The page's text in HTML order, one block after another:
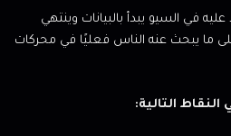
في السيو يبدأ بالبيانات وينتهي
على ما يبحث عنه الناس فعليًا في محركات
التالية: